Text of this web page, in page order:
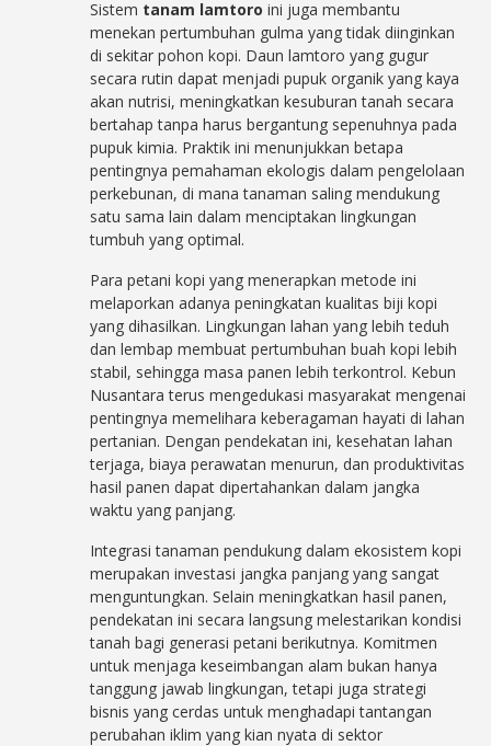
Sistem tanam lamtoro ini juga membantu
menekan pertumbuhan gulma yang tidak diinginkan
di sekitar pohon kopi. Daun lamtoro yang gugur
secara rutin dapat menjadi pupuk organik yang kaya
akan nutrisi, meningkatkan kesuburan tanah secara
bertahap tanpa harus bergantung sepenuhnya pada
pupuk kimia. Praktik ini menunjukkan betapa
pentingnya pemahaman ekologis dalam pengelolaan
perkebunan, di mana tanaman saling mendukung
satu sama lain dalam menciptakan lingkungan
tumbuh yang optimal.
Para petani kopi yang menerapkan metode ini
melaporkan adanya peningkatan kualitas biji kopi
yang dihasilkan. Lingkungan lahan yang lebih teduh
dan lembap membuat pertumbuhan buah kopi lebih
stabil, sehingga masa panen lebih terkontrol. Kebun
Nusantara terus mengedukasi masyarakat mengenai
pentingnya memelihara keberagaman hayati di lahan
pertanian. Dengan pendekatan ini, kesehatan lahan
terjaga, biaya perawatan menurun, dan produktivitas
hasil panen dapat dipertahankan dalam jangka
waktu yang panjang.
Integrasi tanaman pendukung dalam ekosistem kopi
merupakan investasi jangka panjang yang sangat
menguntungkan. Selain meningkatkan hasil panen,
pendekatan ini secara langsung melestarikan kondisi
tanah bagi generasi petani berikutnya. Komitmen
untuk menjaga keseimbangan alam bukan hanya
tanggung jawab lingkungan, tetapi juga strategi
bisnis yang cerdas untuk menghadapi tantangan
perubahan iklim yang kian nyata di sektor